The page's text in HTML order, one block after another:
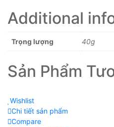
Additional
Trọng lượng 40g
Sản Phẩm
Wishlist
Chi tiết sản phẩm
Compare